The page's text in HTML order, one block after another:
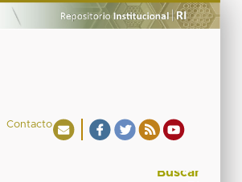
Contacto
Buscar